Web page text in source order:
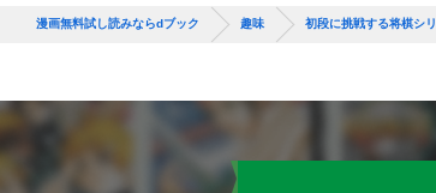
漫画無料試し読みならdブック 趣味 初段に挑戦する将棋